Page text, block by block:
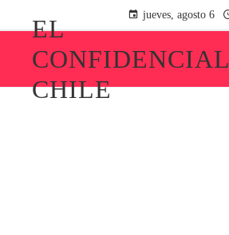
jueves, agosto 6
EL
CONFIDENCIAL
CHILE